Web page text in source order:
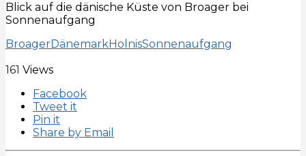
Blick auf die dänische Küste von Broager bei
Sonnenaufgang
BroagerDänemarkHolnisSonnenaufgang
161 Views
Facebook
Tweet it
Pin it
Share by Email